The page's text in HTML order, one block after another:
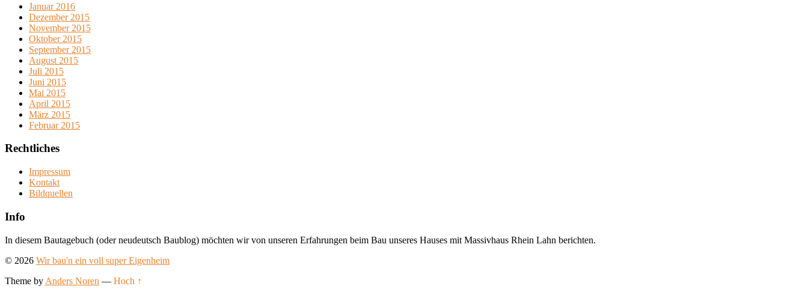
Januar 2016
Dezember 2015
November 2015
Oktober 2015
September 2015
August 2015
Juli 2015
Juni 2015
Mai 2015
April 2015
März 2015
Februar 2015
Rechtliches
Impressum
Kontakt
Bildquellen
Info
In diesem Bautagebuch (oder neudeutsch Baublog) möchten wir von unseren Erfahrungen beim Bau unseres Hauses mit Massivhaus Rhein Lahn berichten.
© 2026 Wir bau'n ein voll super Eigenheim
Theme by Anders Noren — Hoch ↑